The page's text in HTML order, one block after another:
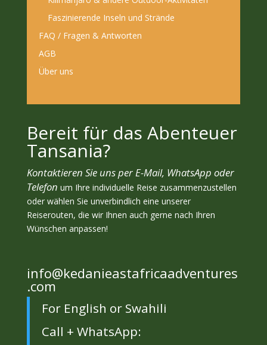
Faszinierende Inseln und Strände
FAQ / Fragen & Antworten
AGB
Über uns
Bereit für das Abenteuer
Tansania?
Kontaktieren Sie uns per E-Mail, WhatsApp oder
Telefon um Ihre individuelle Reise zusammenzustellen
oder wählen Sie unverbindlich eine unserer
Reiserouten, die wir Ihnen auch gerne nach Ihren
Wünschen anpassen!
info@kedanieastafricaadventures
.com
For English or Swahili
Call + WhatsApp: